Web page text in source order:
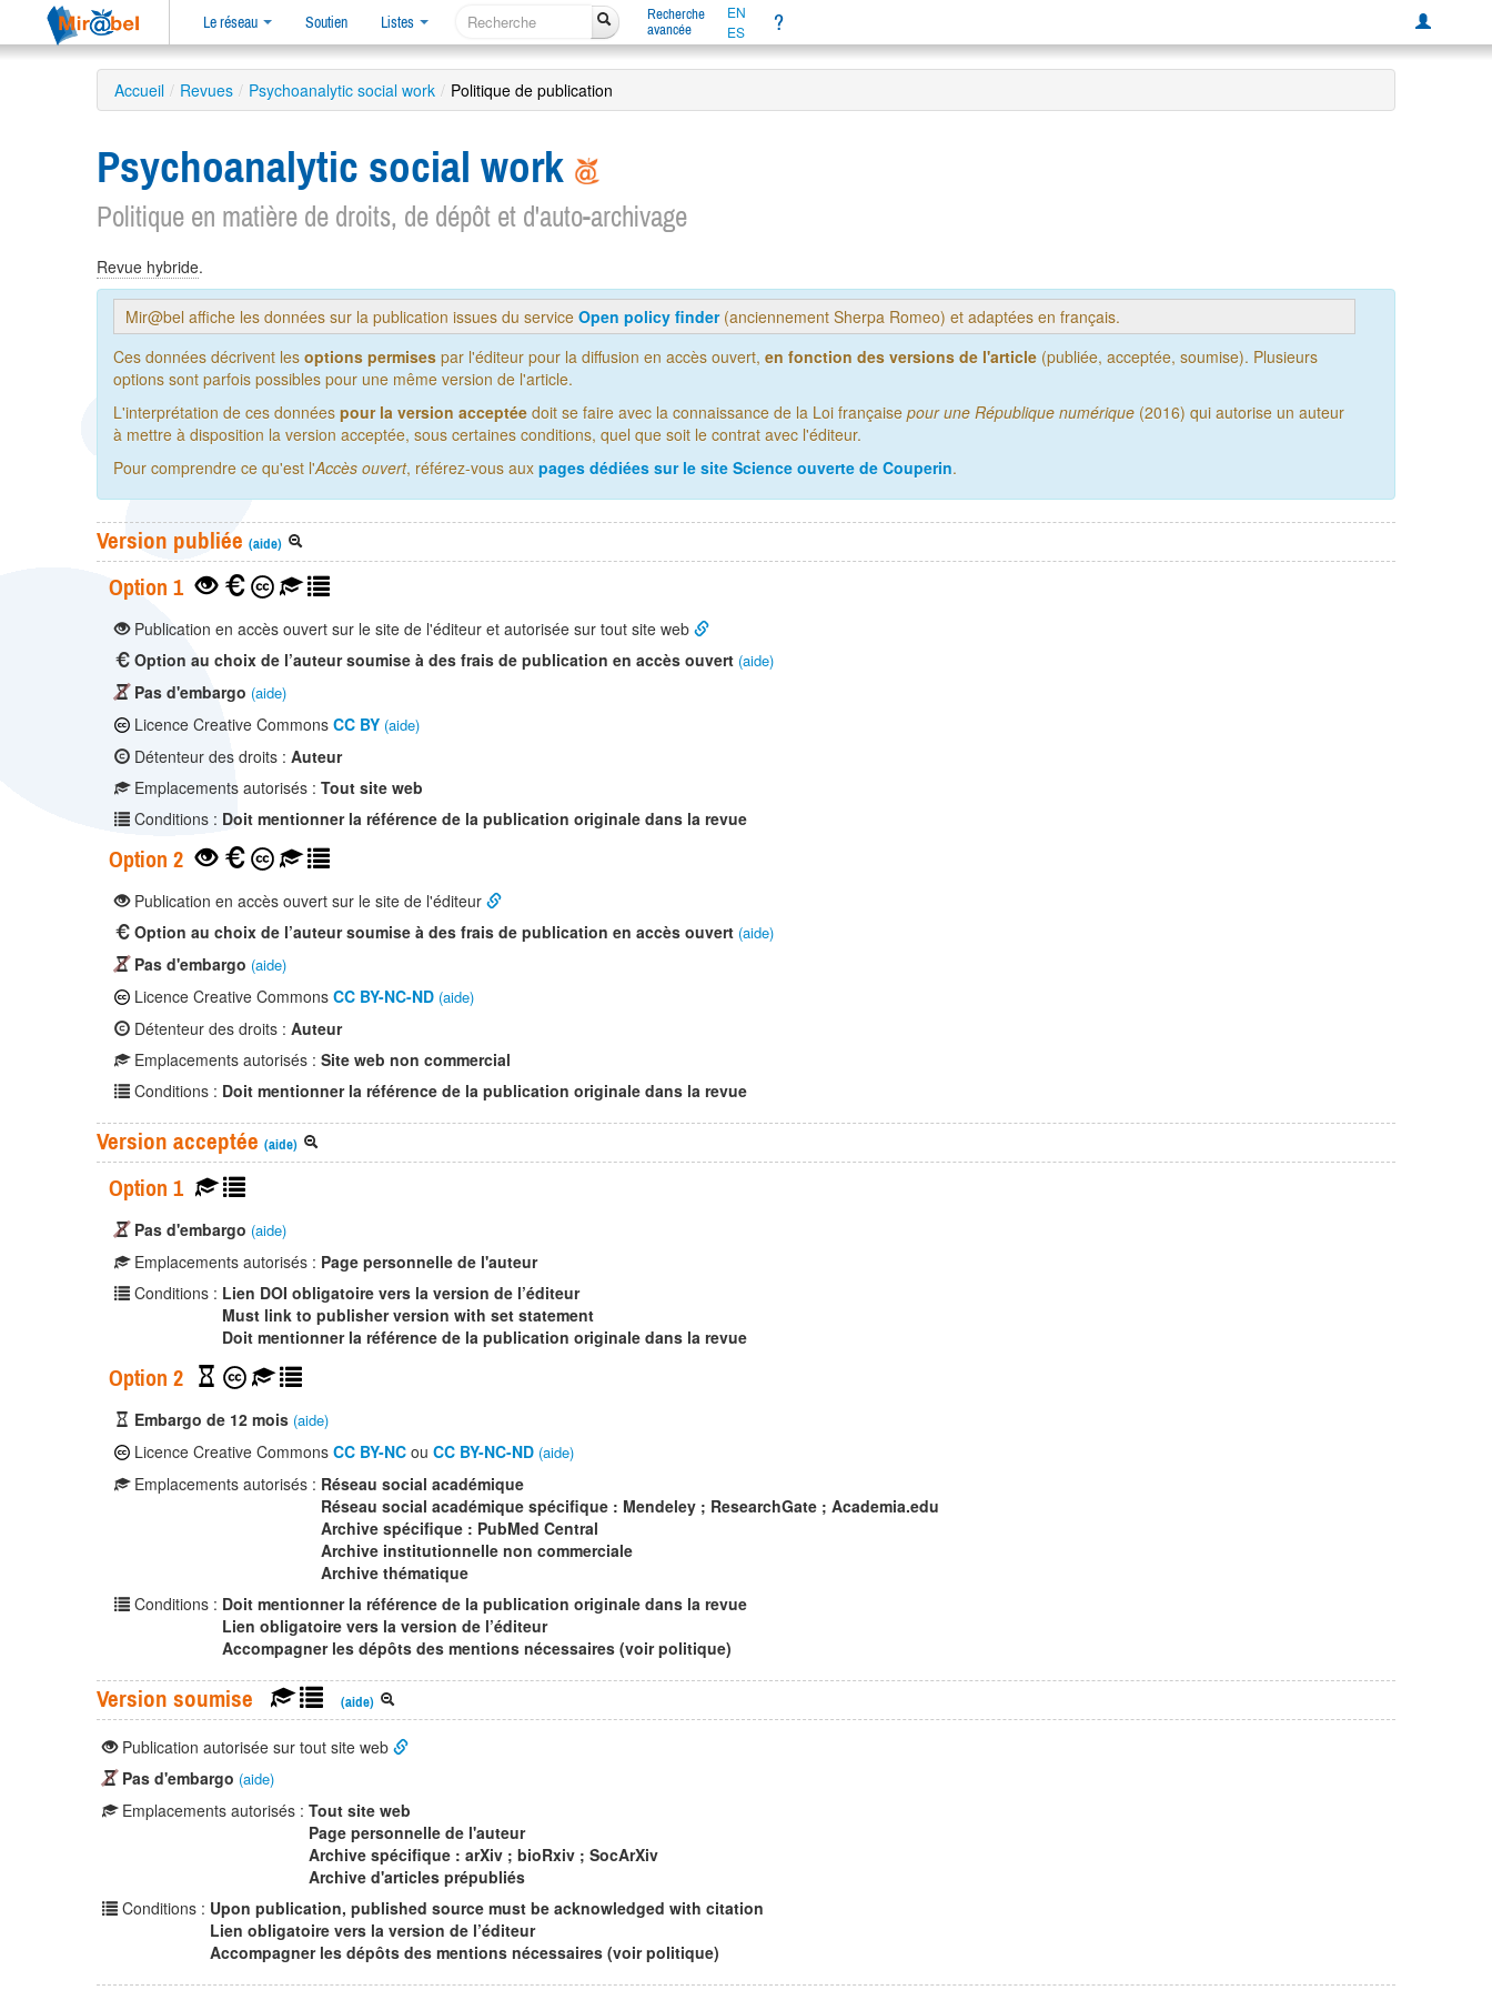
Le réseau Soutien Listes
Recherche
avancée
EN
ES
?
Accueil / Revues / Psychoanalytic social work / Politique de publication
Psychoanalytic social work
Politique en matière de droits, de dépôt et d'auto-archivage
Revue hybride.
Mir@bel affiche les données sur la publication issues du service Open policy finder(anciennement Sherpa Romeo) et adaptées en français.
Ces données décrivent les options permises par l'éditeur pour la diffusion en accès ouvert, en fonction des versions de l'article (publiée, acceptée, soumise). Plusieurs
options sont parfois possibles pour une même version de l'article.
L'interprétation de ces données pour la version acceptée doit se faire avec la connaissance de la Loi française pour une République numérique (2016) qui autorise un auteur
à mettre à disposition la version acceptée, sous certaines conditions, quel que soit le contrat avec l'éditeur.
Pour comprendre ce qu'est l'Accès ouvert, référez-vous aux pages dédiées sur le site Science ouverte de Couperin.
Version publiée (aide)
Option 1
Publication en accès ouvert sur le site de l'éditeur et autorisée sur tout site web
Option au choix de l’auteur soumise à des frais de publication en accès ouvert (aide)
Pas d'embargo (aide)
Licence Creative Commons CC BY (aide)
Détenteur des droits : Auteur
Emplacements autorisés : Tout site web
Conditions : Doit mentionner la référence de la publication originale dans la revue
Option 2
Publication en accès ouvert sur le site de l'éditeur
Option au choix de l’auteur soumise à des frais de publication en accès ouvert (aide)
Pas d'embargo (aide)
Licence Creative Commons CC BY-NC-ND (aide)
Détenteur des droits : Auteur
Emplacements autorisés : Site web non commercial
Conditions : Doit mentionner la référence de la publication originale dans la revue
Version acceptée (aide)
Option 1
Pas d'embargo (aide)
Emplacements autorisés : Page personnelle de l'auteur
Conditions : Lien DOI obligatoire vers la version de l’éditeur
Must link to publisher version with set statement
Doit mentionner la référence de la publication originale dans la revue
Option 2
Embargo de 12 mois (aide)
Licence Creative Commons CC BY-NC ou CC BY-NC-ND (aide)
Emplacements autorisés : Réseau social académique
Réseau social académique spécifique : Mendeley ; ResearchGate ; Academia.edu
Archive spécifique : PubMed Central
Archive institutionnelle non commerciale
Archive thématique
Conditions : Doit mentionner la référence de la publication originale dans la revue
Lien obligatoire vers la version de l’éditeur
Accompagner les dépôts des mentions nécessaires (voir politique)
Version soumise (aide)
Publication autorisée sur tout site web
Pas d'embargo (aide)
Emplacements autorisés : Tout site web
Page personnelle de l'auteur
Archive spécifique : arXiv ; bioRxiv ; SocArXiv
Archive d'articles prépubliés
Conditions : Upon publication, published source must be acknowledged with citation
Lien obligatoire vers la version de l’éditeur
Accompagner les dépôts des mentions nécessaires (voir politique)